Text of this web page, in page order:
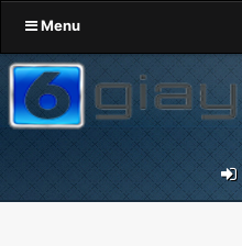
Menu